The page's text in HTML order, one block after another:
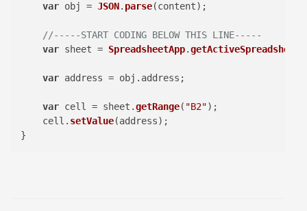
var obj = JSON. parse(content);
//-----START CODING BELOW THIS LINE-----
var sheet = SpreadsheetApp.getActiveSpreadsheet
var address = obj. address ;
var cell = sheet.getRange( "B2");
    cell.
setValue(address);